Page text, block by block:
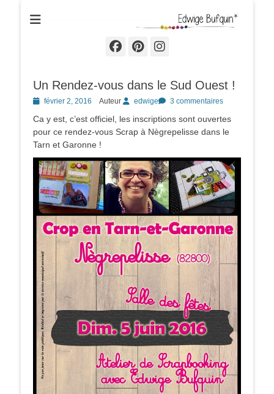
Edwige Bufquin
Facebook
Pinterest
Instagram
Un Rendez-vous dans le Sud Ouest !
Postedfévrier 2, 2016 Auteur edwige 3 commentaires
Ca y est, c’est officiel, les inscriptions sont ouvertes
pour ce rendez-vous Scrap à Nègrepelisse dans le
Tarn et Garonne !